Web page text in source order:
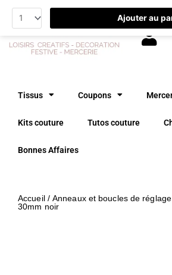
Aller
Tissus Coupons
Kits couture Tutos couture
Bonnes Affaires
Accueil/Anneaux et boucles de réglage
30mm noir
Ajouter au